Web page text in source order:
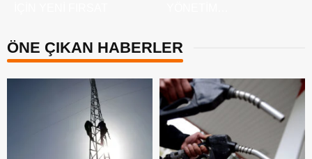
TAKIBINDE
ÖNE ÇIKAN HABERLER